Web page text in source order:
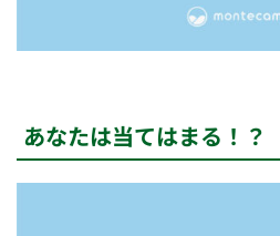
あなたは当てはまる！？